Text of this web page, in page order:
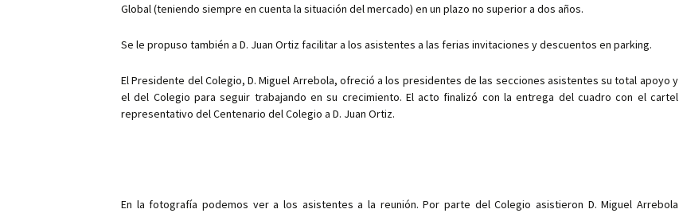
Global (teniendo siempre en cuenta la situación del mercado) en un plazo no superior a dos años.
Se le propuso también a D. Juan Ortiz facilitar a los asistentes a las ferias invitaciones y descuentos en parking.
El Presidente del Colegio, D. Miguel Arrebola, ofreció a los presidentes de las secciones asistentes su total apoyo y
el del Colegio para seguir trabajando en su crecimiento. El acto finalizó con la entrega del cuadro con el cartel
representativo del Centenario del Colegio a D. Juan Ortiz.
En la fotografía podemos ver a los asistentes a la reunión. Por parte del Colegio asistieron D. Miguel Arrebola